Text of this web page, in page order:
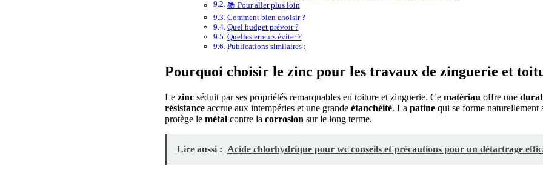
📚 Pour aller plus loin
Comment bien choisir ?
Quel budget prévoir ?
Quelles erreurs éviter ?
Publications similaires :
Pourquoi choisir le zinc pour les travaux de zinguerie et
Le zinc séduit par ses propriétés remarquables en toiture et zinguerie. Ce matériau offre une
résistance accrue aux intempéries et une grande étanchéité. La patine qui se forme naturellement
protège le métal contre la corrosion sur le long terme.
Lire aussi : Acide chlorhydrique pour wc conseils et précautions pour un détartrage